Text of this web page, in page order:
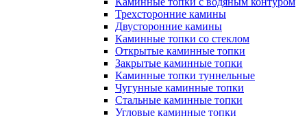
Трехсторонние камины
Двусторонние камины
Каминные топки со стеклом
Открытые каминные топки
Закрытые каминные топки
Каминные топки туннельные
Чугунные каминные топки
Стальные каминные топки
Угловые каминные топки